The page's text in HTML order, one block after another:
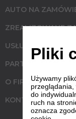
AUTO NA
ZREALIZOWANE
USŁUGI
PARTNERZY
O FIRMIE
KONTAKT
Pliki
Używamy
do
ruch na
oznacza